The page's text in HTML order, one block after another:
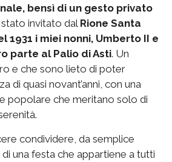
bensì di un gesto privato
invitato dal Rione Santa
1931 i miei nonni, Umberto II e
parte al Palio di Asti. Un
e che sono lieto di poter
di quasi novant’anni, con una
popolare che meritano solo di
condividere, da semplice
di una festa che appartiene a tutti